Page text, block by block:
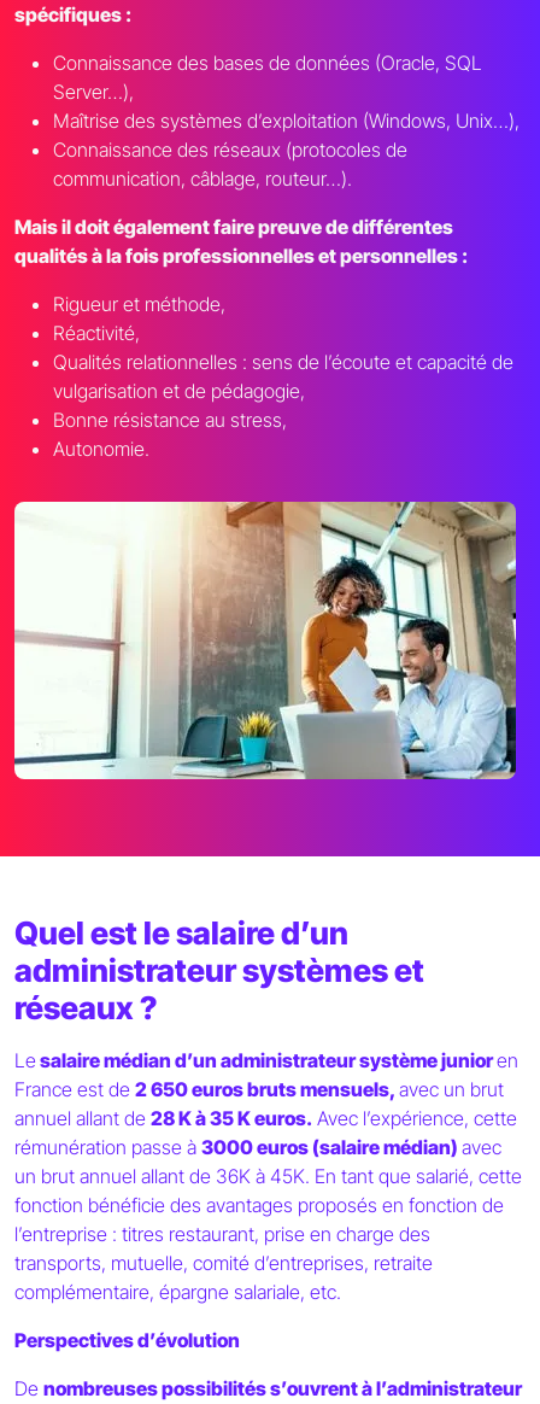
spécifiques :
Connaissance des bases de données (Oracle, SQL
Server…),
Maîtrise des systèmes d’exploitation (Windows, Unix…),
Connaissance des réseaux (protocoles de
communication, câblage, routeur…).
Mais il doit également faire preuve de différentes
qualités à la fois professionnelles et personnelles :
Rigueur et méthode,
Réactivité,
Qualités relationnelles : sens de l’écoute et capacité de
vulgarisation et de pédagogie,
Bonne résistance au stress,
Autonomie.
Quel est le salaire d’un
administrateur systèmes et
réseaux ?
Lesalaire médian d’un administrateur système junioren
France est de 2 650 euros bruts mensuels, avec un brut
annuel allant de 28 K à 35 K euros. Avec l’expérience, cette
rémunération passe à 3000 euros (salaire médian) avec
un brut annuel allant de 36K à 45K. En tant que salarié, cette
fonction bénéficie des avantages proposés en fonction de
l’entreprise : titres restaurant, prise en charge des
transports, mutuelle, comité d’entreprises, retraite
complémentaire, épargne salariale, etc.
Perspectives d’évolution
De nombreuses possibilités s’ouvrent à l’administrateur